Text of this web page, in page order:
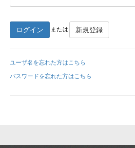
新規登録
ログイン または 新規登録
ユーザ名を忘れた方はこちら
パスワードを忘れた方はこちら